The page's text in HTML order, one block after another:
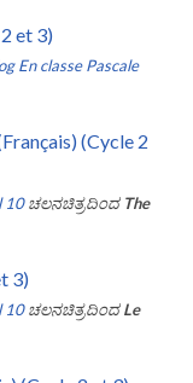
et 3)
En classe Pascale
(Cycle 2
10 ಚಲನಚಿತ್ರದಿಂದ The
3)
10 ಚಲನಚಿತ್ರದಿಂದ Le